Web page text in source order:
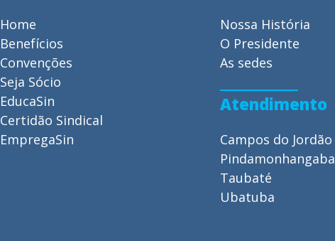
Home
Benefícios
Convenções
Seja Sócio
EducaSin
Certidão Sindical
EmpregaSin
Nossa História
O Presidente
As sedes
Atendimento
Campos do Jordão
Pindamonhangaba
Taubaté
Ubatuba